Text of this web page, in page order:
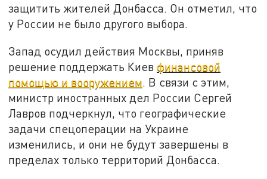
защитить жителей Донбасса. Он отметил, что
у России не было другого выбора.
Запад осудил действия Москвы, приняв
решение поддержать Киевфинансовой
помощью и вооружением . В связи с этим,
министр иностранных дел России Сергей
Лавров подчеркнул, что географические
задачи спецоперации на Украине
изменились, и они не будут завершены в
пределах только территорий Донбасса.